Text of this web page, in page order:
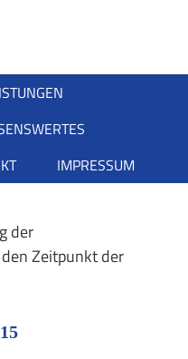
IMPRESSUM
der
Zeitpunkt der